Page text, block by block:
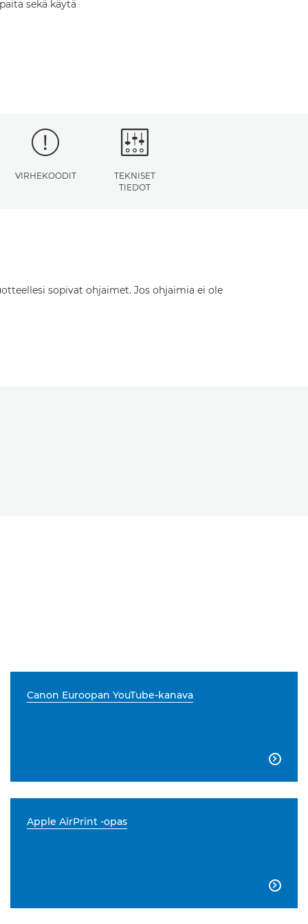
sekä käytä
VIRHEKOODIT
TEKNISET
TIEDOT
sopivat ohjaimet. Jos ohjaimia ei ole
Canon Euroopan YouTube-kanava

Apple AirPrint -opas
